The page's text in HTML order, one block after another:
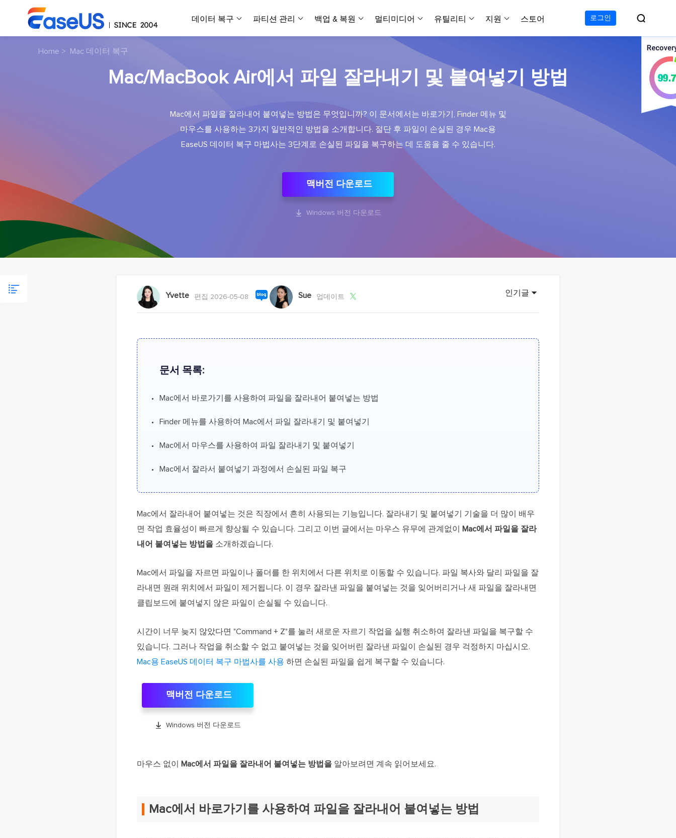
데이터 복구
Windows 데이터 복구
MobiSaver (iOS & Android)
모바일 데이터 복구
잃어버린 파티션 복구하기
AI 복원 AI-Powered
손상된 동영상, 사진 및 파일 복구
데이터 복구 무료
복구 유형
휴지통 비우기 복구
SD 카드 데이터 복구
USB 데이터 복구
데이터 복구 무료
데이터 복구 프로
데이터 복구 무료
Android기기
데이터 복구 무료
데이터 복구 프로
데이터 복구 App
손상된 동영상 복구
온라인 도구
온라인 동영상 복구
온리인 사진 복구
온리인 파일 복구
파티션 관리
개인 디스크 관리 툴
파티션 마스터 기업
비지니스 디스크 관리 최적화 프로그램
HDD/SSD 복제 프로그램
파티션 마스터 프로
SSD 마이그레이션
하드 디스크 복제 테크니션
백업 & 복원
투두 백업 개인버전
개인 백업 솔루션
투두 백업 테크니션
비지니스 백업 솔루션
중앙 집중식 백업 전략
투두 백업 홈
투두 백업 Mac
멀티미디어
스크린 캡쳐
RecExperts
스크린샷
무료 컴퓨터 캡쳐 도구
온라인 스크린 레코더
비디오 툴깃
비디오 에디터
간편한 동영상 편집 소프트웨어
동영상 다운로드 맟 음원 추출
VideFlow
Windows버전 RecExperts
Mac버전 RecExperts
비디오 다운로더
비디오 다운로더 Mac 버
유틸리티
파일 관리
기타 제품
PC 간 데이터 전송
무비무버
iPhone 데이터 전송
간편한 전송 백업 및 복원 도구
Windows To Go 제작자
PC 전송 무료
PC 전송 프로
아이폰 데이터 전송 무료
아이폰 데이터 전송 프로
지원
가이드, 라이센스, 연락
다운로드
설치 프로그램 다운로드
스토어 로그인 
Home > Mac 데이터 복구
Mac/MacBook Air에서 파일 잘라내기 및 붙여넣기 방법
Mac에서 파일을 잘라내어 붙여넣는 방법은 무엇입니까? 이 문서에서는 바로가기, Finder 메뉴 및
마우스를 사용하는 3가지 일반적인 방법을 소개합니다. 절단 후 파일이 손실된 경우 Mac용
EaseUS 데이터 복구 마법사는 3단계로 손실된 파일을 복구하는 데 도움을 줄 수 있습니다.
맥버전 다운로드
 Windows 버전 다운로드
Yvette 편집 2026-05-08 Sue 업데이트  인기글
문서 목록:
Mac에서 바로가기를 사용하여 파일을 잘라내어 붙여넣는 방법
Finder 메뉴를 사용하여 Mac에서 파일 잘라내기 및 붙여넣기
Mac에서 마우스를 사용하여 파일 잘라내기 및 붙여넣기
Mac에서 잘라서 붙여넣기 과정에서 손실된 파일 복구
Mac에서 잘라내어 붙여넣는 것은 직장에서 흔히 사용되는 기능입니다. 잘라내기 및 붙여넣기 기술을 더 많이 배우
면 작업 효율성이 빠르게 향상될 수 있습니다. 그리고 이번 글에서는 마우스 유무에 관계없이
Mac에서 파일을 잘라
내어 붙여넣는 방법을 소개하겠습니다.
Mac에서 파일을 자르면 파일이나 폴더를 한 위치에서 다른 위치로 이동할 수 있습니다. 파일 복사와 달리 파일을 잘
라내면 원래 위치에서 파일이 제거됩니다. 이 경우 잘라낸 파일을 붙여넣는 것을 잊어버리거나 새 파일을 잘라내면
클립보드에 붙여넣지 않은 파일이 손실될 수 있습니다.
시간이 너무 늦지 않았다면 "Command + Z"를 눌러 새로운 자르기 작업을 실행 취소하여 잘라낸 파일을 복구할 수
있습니다. 그러나 작업을 취소할 수 없고 붙여넣는 것을 잊어버린 잘라낸 파일이 손실된 경우 걱정하지 마십시오.
Mac용 EaseUS 데이터 복구 마법사를 사용 하면 손실된 파일을 쉽게 복구할 수 있습니다.
맥버전 다운로드
 Windows 버전 다운로드
마우스 없이 Mac에서 파일을 잘라내어 붙여넣는 방법을 알아보려면 계속 읽어보세요.
Mac에서 바로가기를 사용하여 파일을 잘라내어 붙여넣는 방법